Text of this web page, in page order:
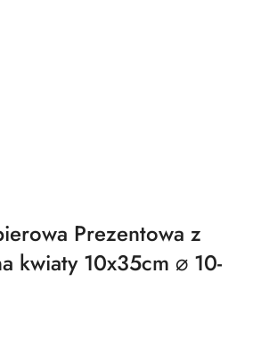
Prezentowa z
kwiaty 10x35cm ⌀ 10-